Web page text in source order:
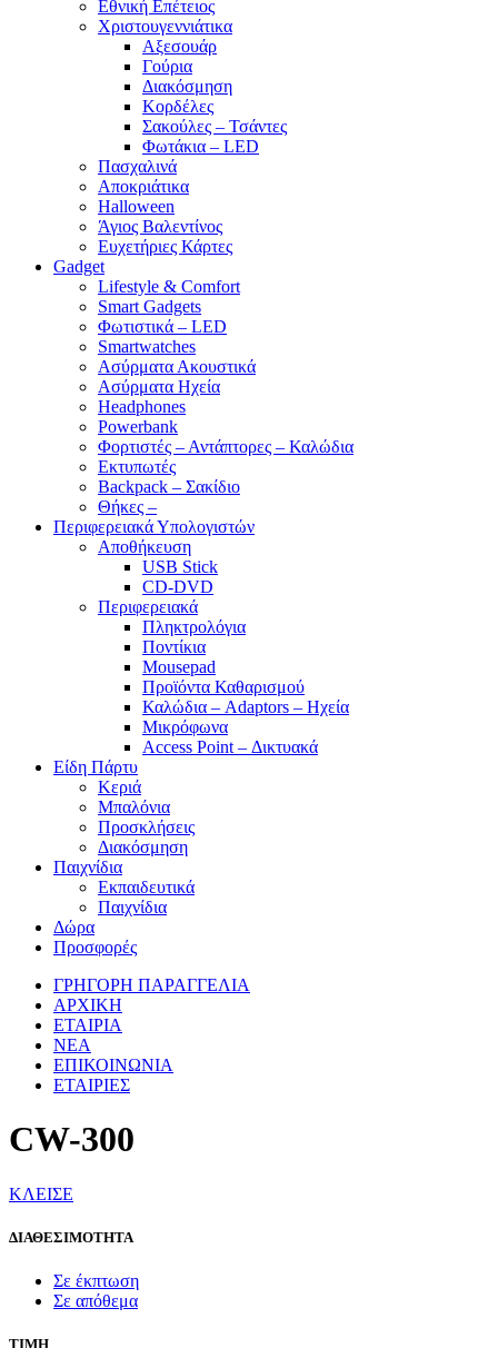
Εθνική Επέτειος
Χριστουγεννιάτικα
Αξεσουάρ
Γούρια
Διακόσμηση
Κορδέλες
Σακούλες – Τσάντες
Φωτάκια – LED
Πασχαλινά
Αποκριάτικα
Halloween
Άγιος Βαλεντίνος
Ευχετήριες Κάρτες
Gadget
Lifestyle & Comfort
Smart Gadgets
Φωτιστικά – LED
Smartwatches
Ασύρματα Ακουστικά
Ασύρματα Ηχεία
Headphones
Powerbank
Φορτιστές – Αντάπτορες – Καλώδια
Εκτυπωτές
Backpack – Σακίδιο
Θήκες –
Περιφερειακά Υπολογιστών
Αποθήκευση
USB Stick
CD-DVD
Περιφερειακά
Πληκτρολόγια
Ποντίκια
Mousepad
Προϊόντα Καθαρισμού
Καλώδια – Adaptors – Ηχεία
Μικρόφωνα
Access Point – Δικτυακά
Είδη Πάρτυ
Κεριά
Μπαλόνια
Προσκλήσεις
Διακόσμηση
Παιχνίδια
Εκπαιδευτικά
Παιχνίδια
Δώρα
Προσφορές
ΓΡΗΓΟΡΗ ΠΑΡΑΓΓΕΛΙΑ
ΑΡΧΙΚΗ
ΕΤΑΙΡΙΑ
ΝΕΑ
ΕΠΙΚΟΙΝΩΝΙΑ
ΕΤΑΙΡΙΕΣ
CW-300
ΚΛΕΙΣΕ
ΔΙΑΘΕΣΙΜΟΤΗΤΑ
Σε έκπτωση
Σε απόθεμα
ΤΙΜΗ